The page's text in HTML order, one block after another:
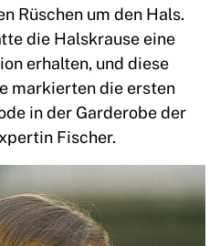
Rüschen um den Hals.
die Halskrause eine
erhalten, und diese
markierten die ersten
in der Garderobe der
Fischer.